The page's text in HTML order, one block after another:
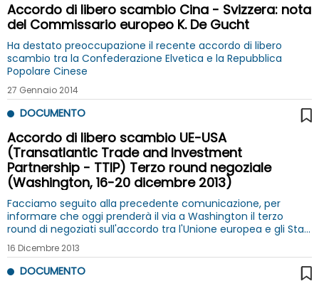
Accordo di libero scambio Cina - Svizzera: nota
del Commissario europeo K. De Gucht
Ha destato preoccupazione il recente accordo di libero
scambio tra la Confederazione Elvetica e la Repubblica
Popolare Cinese
27 Gennaio 2014
DOCUMENTO
Accordo di libero scambio UE-USA
(Transatlantic Trade and Investment
Partnership - TTIP) Terzo round negoziale
(Washington, 16-20 dicembre 2013)
Facciamo seguito alla precedente comunicazione, per
informare che oggi prenderà il via a Washington il terzo
round di negoziati sull'accordo tra l'Unione europea e gli Stati
Uniti (Transatlantic Trade and Investment Partnership -
TTIP).
16 Dicembre 2013
DOCUMENTO